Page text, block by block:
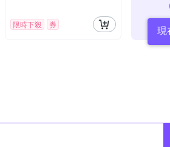
限時下殺 券 現